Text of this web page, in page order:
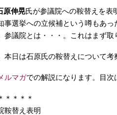
原伸晃氏が参議院への鞍替えを表
事選挙への立候補という噂もあ
参議院とは・・・。これはまず取
本日は石原氏の鞍替えについて考
ルマガでの解説になります。目次
＊＊＊＊
鞍替え表明